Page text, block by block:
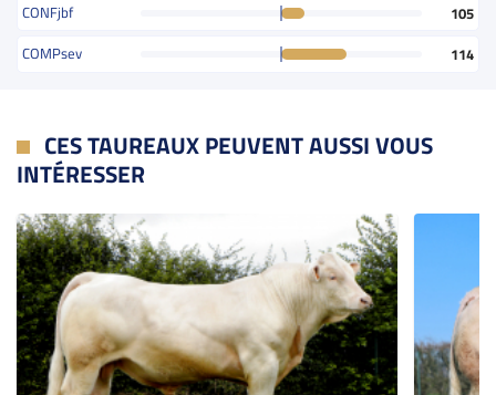
CONFjbf
105
COMPsev
114
CES TAUREAUX PEUVENT AUSSI VOUS
INTÉRESSER